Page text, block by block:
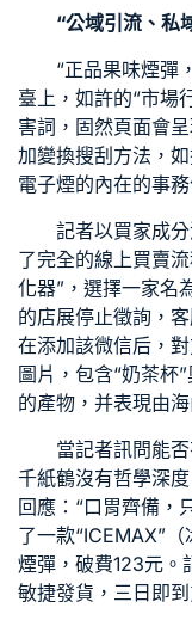
“公域引流、私
“正品果味煙彈
臺上，如許的“市場
害詞，固然頁面會
加變換搜刮方法，
電子煙的內在的事
記者以買家成
了完全的線上買賣流
化器”，選擇一家名
的店展停止徵詢，
在添加該微信后，
圖片，包含“奶茶杯”
的產物，并表現由
當記者訊問能
千紙鶴沒有哲學深
回應：“口胃齊備，
了一款“ICEMAX”
煙彈，破費123元。
敏捷發貨，三日即到